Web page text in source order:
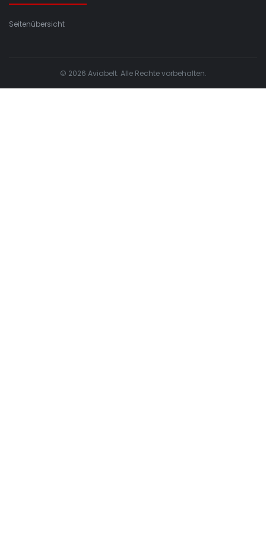
Seitenübersicht
© 2026 Aviabelt. Alle Rechte vorbehalten.